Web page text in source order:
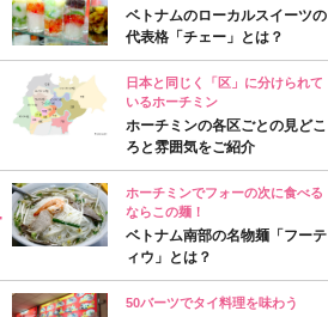
ベトナムのローカルスイーツの
代表格「チェー」とは？
日本と同じく「区」に分けられて
いるホーチミン
ホーチミンの各区ごとの見どこ
ろと雰囲気をご紹介
ホーチミンでフォーの次に食べる
ならこの麺！
ベトナム南部の名物麺「フーテ
ィウ」とは？
50バーツでタイ料理を味わう